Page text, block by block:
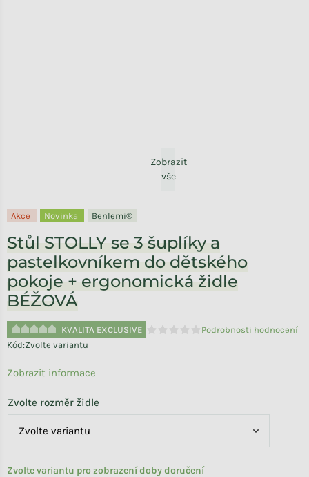
Zobrazit
vše
Akce Novinka Benlemi®
Stůl STOLLY se 3 šuplíky a
pastelkovníkem do dětského
pokoje + ergonomická židle
BÉŽOVÁ
KVALITA EXCLUSIVE
Průměrné hodnocení produktu
Podrobnosti hodnocení
Kód:Zvolte variantu
Zvolte variantu pro zobrazení doby doručení
Zvolte rozměr židle
Zobrazit informace